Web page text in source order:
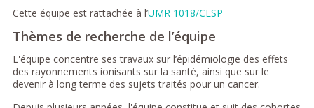
Cette équipe est rattachée à l’UMR 1018/CESP
Thèmes de recherche de l’équipe
L'équipe concentre ses travaux sur l’épidémiologie des effets
des rayonnements ionisants sur la santé, ainsi que sur le
devenir à long terme des sujets traités pour un cancer.